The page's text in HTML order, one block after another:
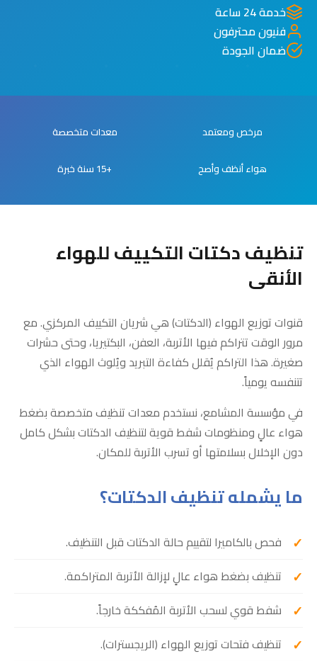
خدمة 24 ساعة
فنيون محترفون
ضمان الجودة
مرخص ومعتمد معدات متخصصة
هواء أنظف وأصح +15 سنة خبرة
تنظيف دكتات التكييف للهواء
الأنقى
قنوات توزيع الهواء (الدكتات) هي شريان التكييف المركزي. مع
مرور الوقت تتراكم فيها الأتربة، العفن، البكتيريا، وحتى حشرات
صغيرة. هذا التراكم يُقلل كفاءة التبريد ويُلوث الهواء الذي
تتنفسه يومياً.
في مؤسسة المشامع، نستخدم معدات تنظيف متخصصة بضغط
هواء عالٍ ومنظومات شفط قوية لتنظيف الدكتات بشكل كامل
دون الإخلال بسلامتها أو تسرب الأتربة للمكان.
ما يشمله تنظيف الدكتات؟
فحص بالكاميرا لتقييم حالة الدكتات قبل التنظيف.
تنظيف بضغط هواء عالٍ لإزالة الأتربة المتراكمة.
شفط قوي لسحب الأتربة المُفككة خارجاً.
تنظيف فتحات توزيع الهواء (الريجسترات).